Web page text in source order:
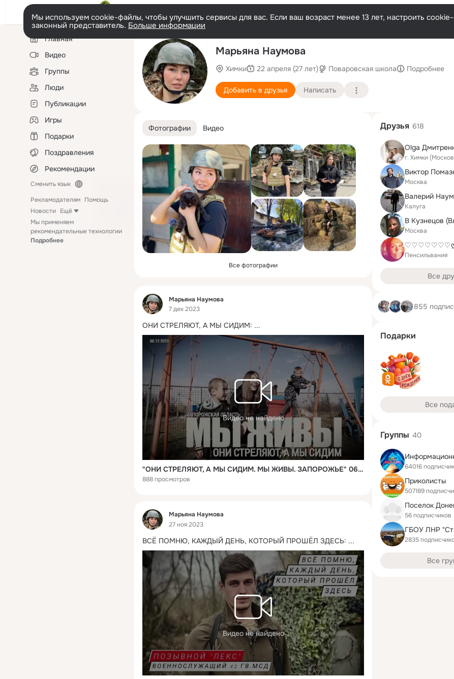
Мы используем cookie-файлы, чтобы улучшить сервисы для вас. Если ваш возраст менее 13 лет, настроить
законный представитель. Больше информации
Левая
колонкаГлавная
Видео
Группы
Люди
Публикации
Игры
Подарки
Поздравления
Рекомендации
Сменить язык
Рекламодателям Помощь
Новости Ещё
Мы применяем
рекомендательные технологии
Подробнее
Марьяна Наумова
Химки 22 апреля (27 лет) Поваровская школа Подробнее
Добавить в друзья Написать
Фотографии Видео
Все фотографии
Фид
Марьяна Наумова
7 дек 2023
ОНИ СТРЕЛЯЮТ, А МЫ СИДИМ: ...
Видео не найдено
"ОНИ СТРЕЛЯЮТ, А МЫ СИДИМ. МЫ ЖИВЫ. ЗАПОРОЖЬЕ" 06.12.2023 военкор Марьяна Наумова и "Время покажет"
888 просмотров
Фид
Марьяна Наумова
27 ноя 2023
ВСЁ ПОМНЮ, КАЖДЫЙ ДЕНЬ, КОТОРЫЙ ПРОШЁЛ ЗДЕСЬ: ...
Видео не найдено
Друзья 618
Оlga
г. Химки
Виктор
Москва
Валерий
Калуга
Москва
Пенсильвания
Все
855
Подарки
Все
Группы 40
64016
Приколисты
507189
Поселок
56 подписчиков
2835
Все